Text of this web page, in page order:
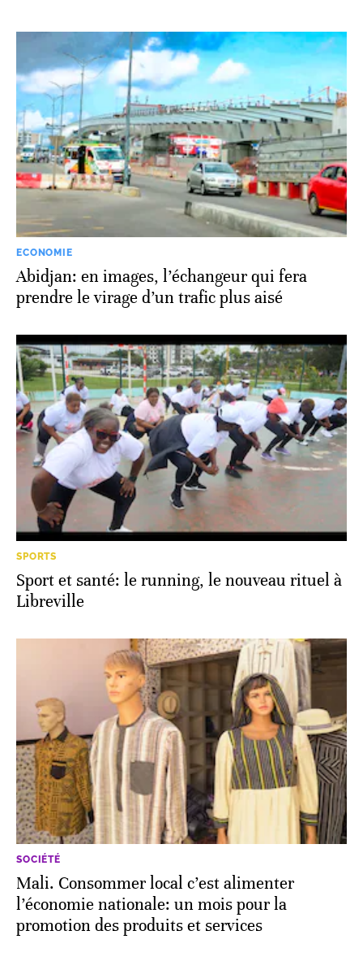
ECONOMIE
Abidjan: en images, l’échangeur qui fera
prendre le virage d’un trafic plus aisé
SPORTS
Sport et santé: le running, le nouveau rituel à
Libreville
SOCIÉTÉ
Mali. Consommer local c’est alimenter
l’économie nationale: un mois pour la
promotion des produits et services